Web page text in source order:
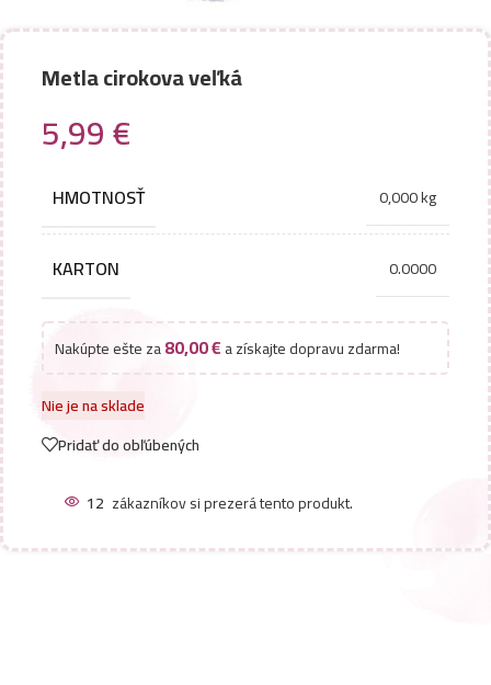
Metla cirokova veľká
5,99€
HMOTNOSŤ 0,000 kg
KARTON 0.0000
Nakúpte ešte za80,00€a získajte dopravu zdarma!
Nie je na sklade
Pridať do obľúbených
12 zákazníkov si prezerá tento produkt.